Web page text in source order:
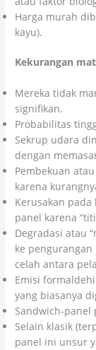
Harga murah
kayu).
Kekurangan
Mereka tidak
signifikan.
Probabilitas
Sekrup udara
dengan
Pembekuan
karena
Kerusakan
panel karena
Degradasi atau
ke
celah antara
Emisi
yang biasanya
Sandwich-panel
Selain klasik
panel ini unsur